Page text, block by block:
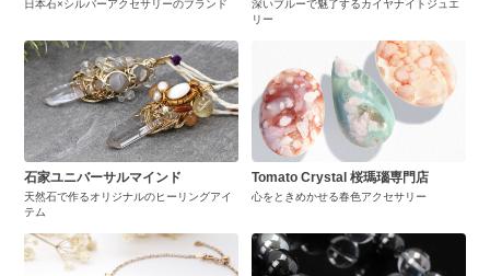
日本石×シルバーアクセサリーのブランド
深いブルーで魅了するカイヤナイトジュエ
リー
石家ユニバーサルマインド
天然石で作るオリジナルのヒーリングアイ
テム
Tomato Crystal 桜瑪瑙専門店
心をときめかせる春色アクセサリー